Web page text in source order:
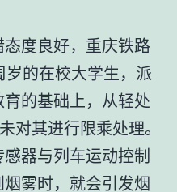
度良好，重庆铁路
的在校大学生，派
的基础上，从轻处
对其进行限乘处理。
器与列车运动控制
雾时，就会引发烟